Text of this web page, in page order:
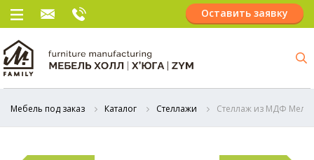
Оставить заявку
Мебель под заказ Каталог Стеллажи Стеллаж из МДФ